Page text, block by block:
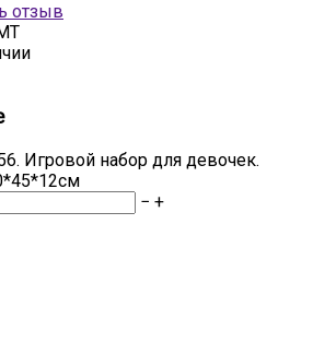
отзыв
Игровой набор для девочек.
− +